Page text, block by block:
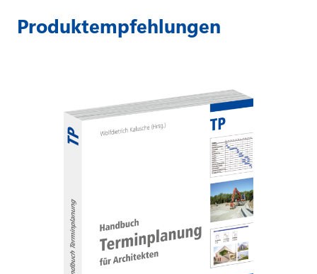
Produktempfehlungen